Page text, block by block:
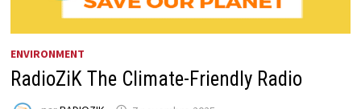
ENVIRONMENT
RadioZiK The Climate-Friendly Radio